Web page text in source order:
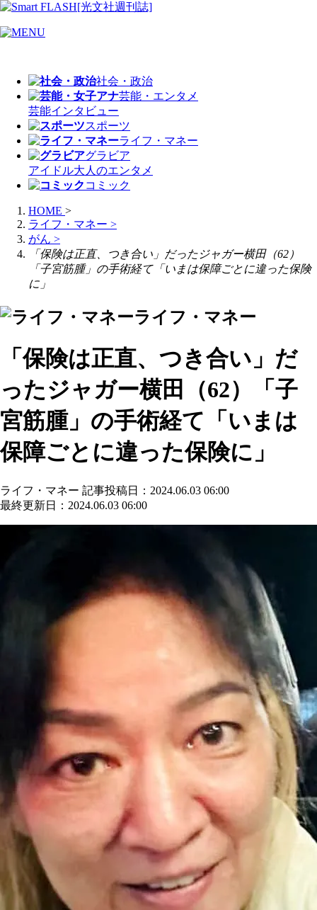
社会・政治
芸能・エンタメ
芸能インタビュー
スポーツ
ライフ・マネー
グラビア
アイドル大人のエンタメ
コミック
HOME >
ライフ・マネー >
がん >
「保険は正直、つき合い」だったジャガー横田（62）
「子宮筋腫」の手術経て「いまは保障ごとに違った保険
に」
ライフ・マネー
「保険は正直、つき合い」だ
ったジャガー横田（62）「子
宮筋腫」の手術経て「いまは
保障ごとに違った保険に」
ライフ・マネー 記事投稿日：2024.06.03 06:00
最終更新日：2024.06.03 06:00